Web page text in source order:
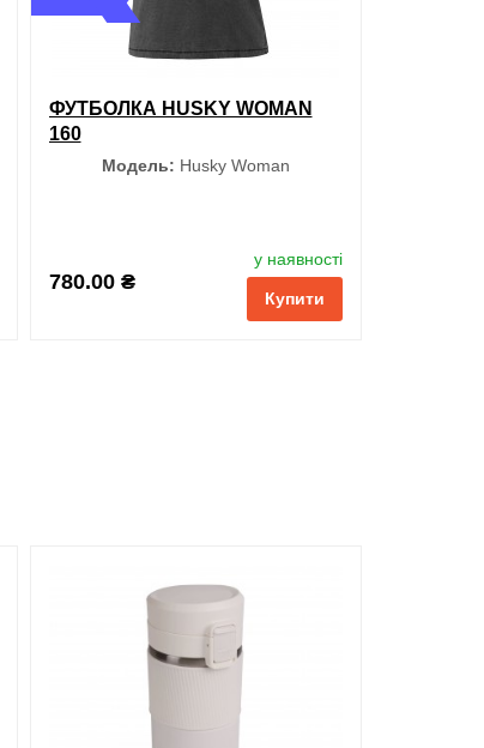
ФУТБОЛКА HUSKY WOMAN
160
Модель: Husky Woman
780.00 ₴
у наявності
Купити
Чорний